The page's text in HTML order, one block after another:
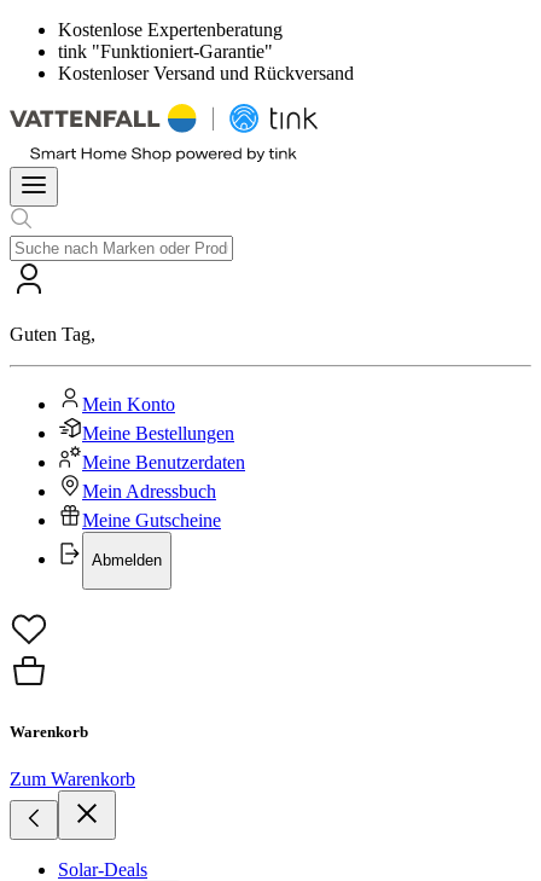
Kostenlose Expertenberatung
tink "Funktioniert-Garantie"
Kostenloser Versand und Rückversand
Guten Tag,
Mein Konto
Meine Bestellungen
Meine Benutzerdaten
Mein Adressbuch
Meine Gutscheine
Abmelden
Warenkorb
Zum Warenkorb
Solar-Deals